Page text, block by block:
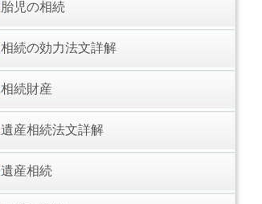
胎児の相続
相続の効力法文詳解
相続財産
遺産相続法文詳解
遺産相続